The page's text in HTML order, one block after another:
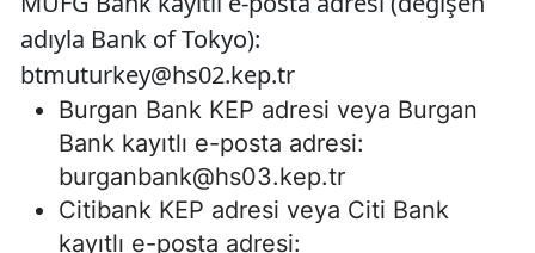
adıyla Bank of Tokyo):
btmuturkey@hs02.kep.tr
Burgan Bank KEP adresi veya Burgan
Bank kayıtlı e-posta adresi:
burganbank@hs03.kep.tr
Citibank KEP adresi veya Citi Bank
kayıtlı e-posta adresi: